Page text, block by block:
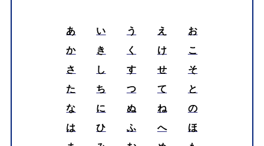
あ い う え
お
か
き く け
こ
さ
し す せ
そ
た
ち つ て
と
な
に ぬ ね
の
は
ひ ふ へ
ほ